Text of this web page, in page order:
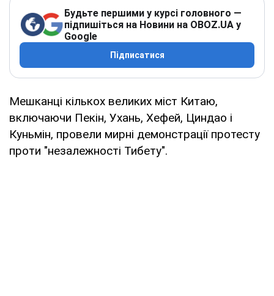
Будьте першими у курсі головного —
підпишіться на Новини на OBOZ.UA у
Google
Підписатися
Мешканці кількох великих міст Китаю,
включаючи Пекін, Ухань, Хефей, Циндао і
Куньмін, провели мирні демонстрації протесту
проти "незалежності Тибету".